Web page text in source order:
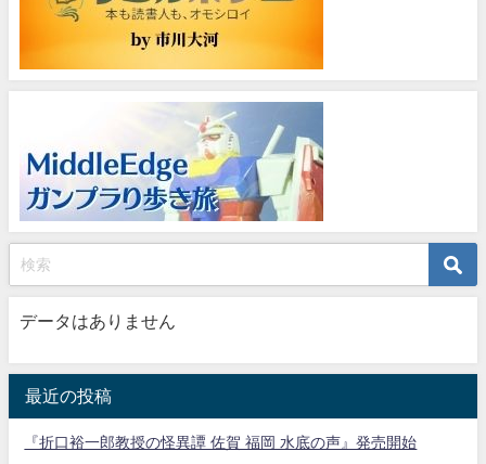
データはありません
最近の投稿
『折口裕一郎教授の怪異譚 佐賀 福岡 水底の声』発売開始